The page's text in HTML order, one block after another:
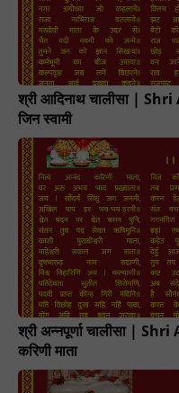
श्री आदिनाथ चालीसा |
जिन स्वामी
श्री अन्नपूर्णा चालीसा |
करिणी माता